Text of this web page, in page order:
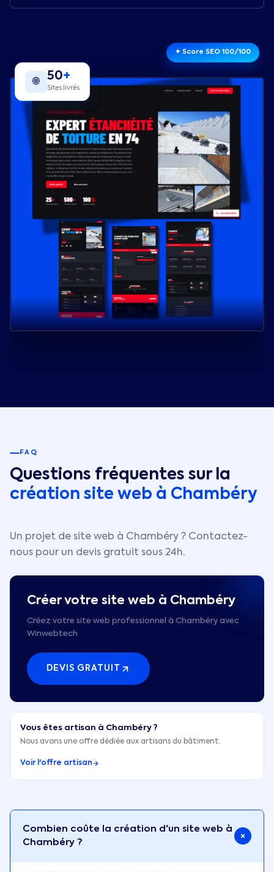
✦ Score SEO 100/100
🌐 50+
Sites livrés
FAQ
Questions fréquentes sur la
création site web à Chambéry
Un projet de site web à Chambéry ? Contactez-
nous pour un devis gratuit sous 24h.
Créer votre site web à Chambéry
Créez votre site web professionnel à Chambéry avec
Winwebtech
DEVIS GRATUIT
Vous êtes artisan à Chambéry ?
Nous avons une offre dédiée aux artisans du bâtiment.
Voir l'offre artisan
Combien coûte la création d'un site web à
Chambéry ?